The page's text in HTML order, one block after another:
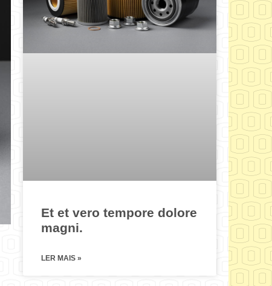
Et et vero tempore dolore
magni.
LER MAIS »